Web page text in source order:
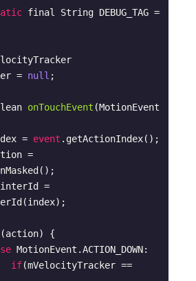
= null ;
onTouchEvent (
= event .getActionIndex();
(action) {
MotionEvent.ACTION_DOWN:
if